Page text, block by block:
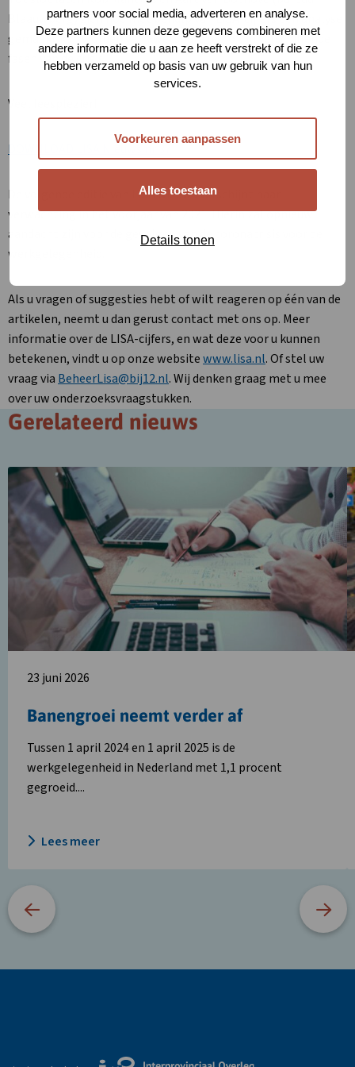
partners voor social media, adverteren en analyse.
Deze partners kunnen deze gegevens combineren met
andere informatie die u aan ze heeft verstrekt of die ze
hebben verzameld op basis van uw gebruik van hun
services.
Voorkeuren aanpassen
Alles toestaan
Details tonen
Blaauwberg) zien hoe met behulp van LISA-cijfers een analyse
gemaakt kan worden van kwetsbare regio’s in verschillende
fasen van de crisis.
Veel leesplezier!
DOWNLOAD LISA Nieuws nr 37
De volgende editie van LISA Nieuws verschijnt naar
verwachting in het voorjaar van 2021. Hierin zal opnieuw
aandacht zijn voor de gevolgen van de coronacrisis voor de
werkgelegenheid.
Als u vragen of suggesties hebt of wilt reageren op één van de
artikelen, neemt u dan gerust contact met ons op. Meer
informatie over de LISA-cijfers, en wat deze voor u kunnen
betekenen, vindt u op onze websitewww.lisa.nl. Of stel uw
vraag via BeheerLisa@bij12.nl. Wij denken graag met u mee
over uw onderzoeksvraagstukken.
Gerelateerd nieuws
Banengroei neemt verder af
23 juni 2026
Tussen 1 april 2024 en 1 april 2025 is de
werkgelegenheid in Nederland met 1,1 procent
gegroeid....
Lees meer
Lees
meer
over
Banengroei
neemt
verder